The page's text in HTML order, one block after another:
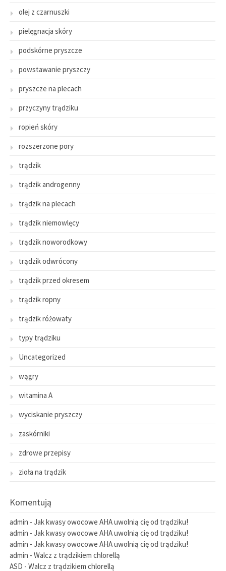
olej z czarnuszki
pielęgnacja skóry
podskórne pryszcze
powstawanie pryszczy
pryszcze na plecach
przyczyny trądziku
ropień skóry
rozszerzone pory
trądzik
trądzik androgenny
trądzik na plecach
trądzik niemowlęcy
trądzik noworodkowy
trądzik odwrócony
trądzik przed okresem
trądzik ropny
trądzik różowaty
typy trądziku
Uncategorized
wągry
witamina A
wyciskanie pryszczy
zaskórniki
zdrowe przepisy
zioła na trądzik
Komentują
admin - Jak kwasy owocowe AHA uwolnią cię od trądziku!
admin - Jak kwasy owocowe AHA uwolnią cię od trądziku!
admin - Jak kwasy owocowe AHA uwolnią cię od trądziku!
admin - Walcz z trądzikiem chlorellą
ASD - Walcz z trądzikiem chlorellą